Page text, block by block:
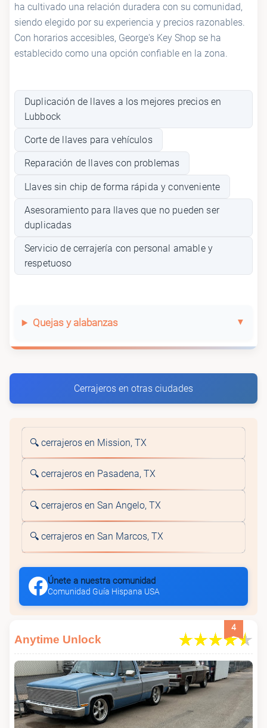
ha cultivado una relación duradera con su comunidad,
siendo elegido por su experiencia y precios razonables.
Con horarios accesibles, George's Key Shop se ha
establecido como una opción confiable en la zona.
Duplicación de llaves a los mejores precios en
Lubbock
Corte de llaves para vehículos
Reparación de llaves con problemas
Llaves sin chip de forma rápida y conveniente
Asesoramiento para llaves que no pueden ser
duplicadas
Servicio de cerrajería con personal amable y
respetuoso
Quejas y alabanzas
Cerrajeros en otras ciudades
🔍 cerrajeros en Mission, TX
🔍 cerrajeros en Pasadena, TX
🔍 cerrajeros en San Angelo, TX
🔍 cerrajeros en San Marcos, TX
Únete a nuestra comunidad
Comunidad Guía Hispana USA
4
Anytime Unlock